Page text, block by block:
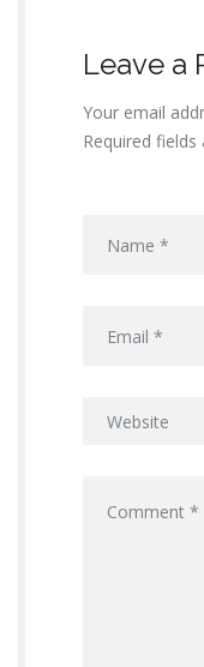
Leave a
Your email
Required